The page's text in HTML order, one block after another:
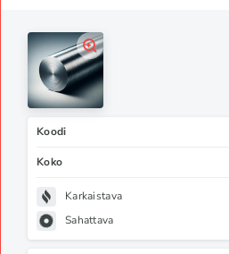
Koodi
Koko
Karkaistava
Sahattava